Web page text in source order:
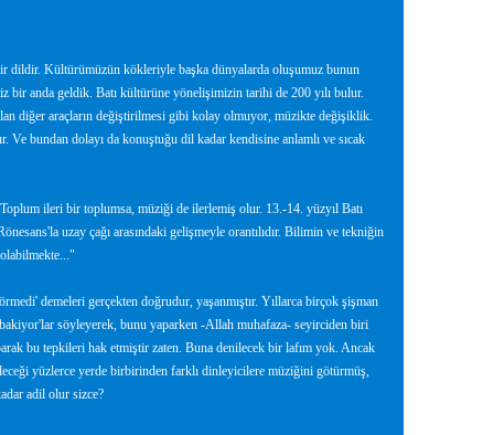
dildir. Kültürümüzün kökleriyle başka dünyalarda oluşumuz bunun
bir anda geldik. Batı kültürüne yönelişimizin tarihi de 200 yılı bulur.
diğer araçların değiştirilmesi gibi kolay olmuyor, müzikte değişiklik.
bundan dolayı da konuştuğu dil kadar kendisine anlamlı ve sıcak
ileri bir toplumsa, müziği de ilerlemiş olur. 13.-14. yüzyıl Batı
uzay çağı arasındaki gelişmeyle orantılıdır. Bilimin ve tekniğin
demeleri gerçekten doğrudur, yaşanmıştır. Yıllarca birçok şişman
söyleyerek, bunu yaparken -Allah muhafaza- seyirciden biri
bu tepkileri hak etmiştir zaten. Buna denilecek bir lafım yok. Ancak
yüzlerce yerde birbirinden farklı dinleyicilere müziğini götürmüş,
adil olur sizce?